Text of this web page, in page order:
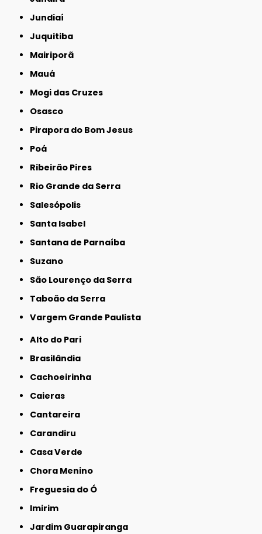
Jundiaí
Juquitiba
Mairiporã
Mauá
Mogi das Cruzes
Osasco
Pirapora do Bom Jesus
Poá
Ribeirão Pires
Rio Grande da Serra
Salesópolis
Santa Isabel
Santana de Parnaíba
Suzano
São Lourenço da Serra
Taboão da Serra
Vargem Grande Paulista
Alto do Pari
Brasilândia
Cachoeirinha
Caieras
Cantareira
Carandiru
Casa Verde
Chora Menino
Freguesia do Ó
Imirim
Jardim Guarapiranga